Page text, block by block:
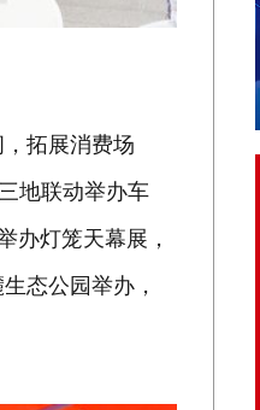
拓展消费场
地联动举办车
办灯笼天幕展，
态公园举办，